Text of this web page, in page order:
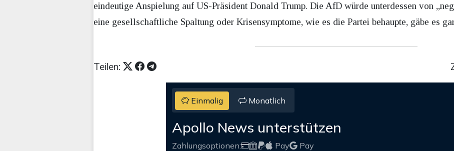
eindeutige Anspielung auf US-Präsident Donald Trump. Die AfD würde unterdessen von
eine gesellschaftliche Spaltung oder Krisensymptome, wie es die Partei behaupte, gäbe es
Teilen:
Einmalig Monatlich
Apollo News unterstützen
Zahlungsoptionen: Pay
Pay